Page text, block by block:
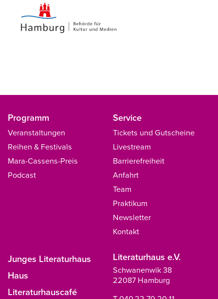
Programm
Veranstaltungen
Reihen & Festivals
Mara-Cassens-Preis
Podcast
Service
Tickets und Gutscheine
Livestream
Barrierefreiheit
Anfahrt
Team
Praktikum
Newsletter
Kontakt
Junges Literaturhaus
Haus
Literaturhauscafé
Literaturhaus e.V.
Schwanenwik 38
22087 Hamburg